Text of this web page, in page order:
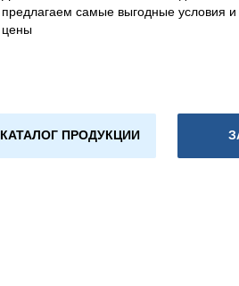
предлагаем самые выгодные условия и
цены
КАТАЛОГ ПРОДУКЦИИ